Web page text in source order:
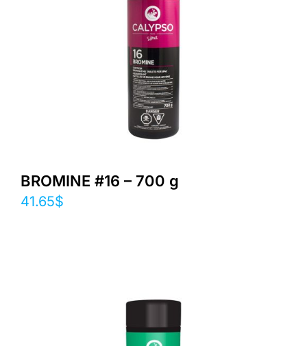
BROMINE #16 – 700 g
41.65$